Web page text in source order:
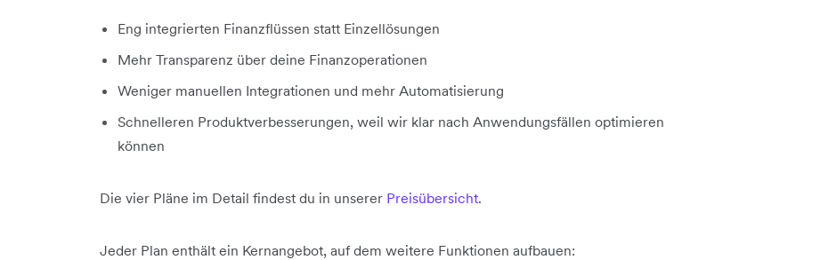
Eng integrierten Finanzflüssen statt Einzellösungen
Mehr Transparenz über deine Finanzoperationen
Weniger manuellen Integrationen und mehr Automatisierung
Schnelleren Produktverbesserungen, weil wir klar nach Anwendungsfällen optimieren
können
Die vier Pläne im Detail findest du in unserer Preisübersicht.
Jeder Plan enthält ein Kernangebot, auf dem weitere Funktionen aufbauen: